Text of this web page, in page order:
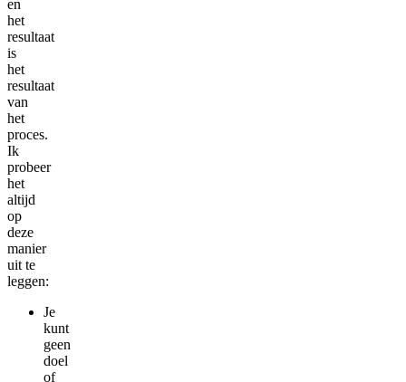
en
het
resultaat
is
het
resultaat
van
het
proces.
Ik
probeer
het
altijd
op
deze
manier
uit te
leggen:
Je
kunt
geen
doel
of